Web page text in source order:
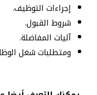
إجراءات التوظيف.
شروط القبول.
آليات المفاضلة.
ومتطلبات شغل